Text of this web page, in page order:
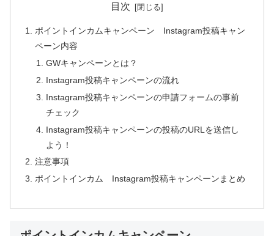
目次
ポイントインカムキャンペーン Instagram投稿キャン
ペーン内容
GWキャンペーンとは？
Instagram投稿キャンペーンの流れ
Instagram投稿キャンペーンの申請フォームの事前
チェック
Instagram投稿キャンペーンの投稿のURLを送信し
よう！
注意事項
ポイントインカム Instagram投稿キャンペーンまとめ